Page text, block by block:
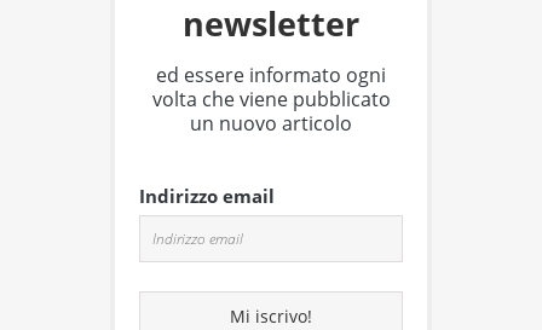
newsletter
ed essere informato ogni
volta che viene pubblicato
un nuovo articolo
Indirizzo email